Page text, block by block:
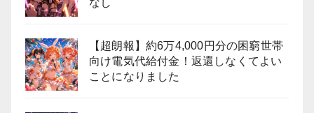
なし
【超朗報】約6万4,000円分の困窮世帯
向け電気代給付金！返還しなくてよい
ことになりました